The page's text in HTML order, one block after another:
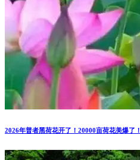
2026年普者黑荷花开了！20000亩荷花美爆了！